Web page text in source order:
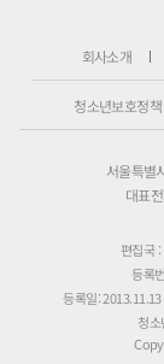
회사소개
청소년보호정책
서울특별
대표
편집국
등록
등록일: 2013.11.13
청